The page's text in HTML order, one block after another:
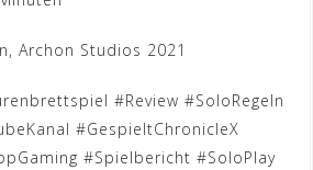
Archon Studios 2021
#Review #SoloRegeln
#GespieltChronicleX
#Spielbericht #SoloPlay